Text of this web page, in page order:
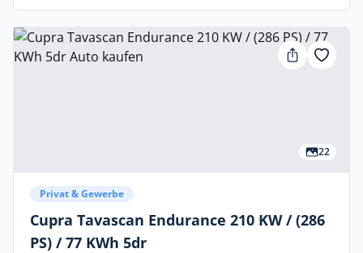
22
Privat & Gewerbe
Cupra Tavascan Endurance 210 KW / (286
PS) / 77 KWh 5dr